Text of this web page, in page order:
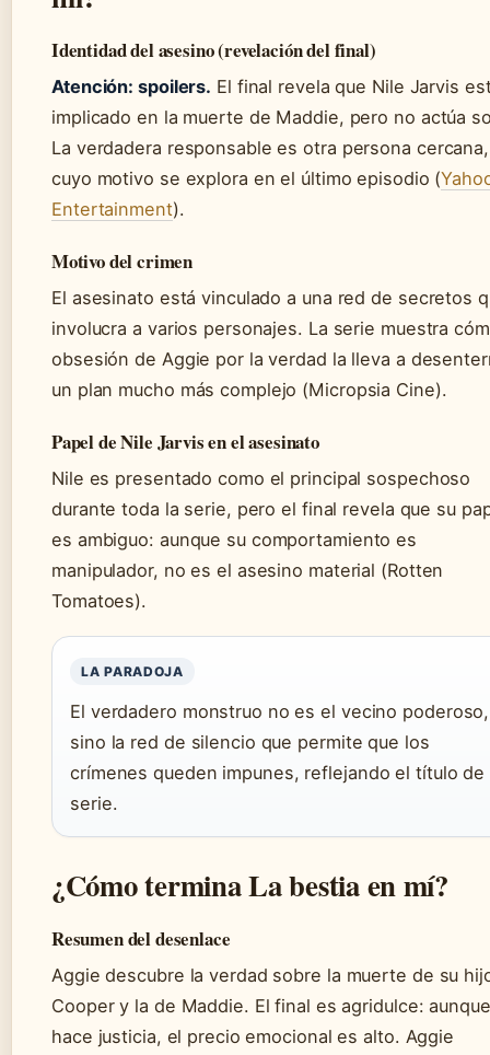
Identidad del asesino (revelación del final)
Atención: spoilers. El final revela que Nile Jarvis
implicado en la muerte de Maddie, pero no actúa
La verdadera responsable es otra persona cercana,
cuyo motivo se explora en el último episodio (
Entertainment).
Motivo del crimen
El asesinato está vinculado a una red de secretos
involucra a varios personajes. La serie muestra
obsesión de Aggie por la verdad la lleva a
un plan mucho más complejo (Micropsia Cine).
Papel de Nile Jarvis en el asesinato
Nile es presentado como el principal sospechoso
durante toda la serie, pero el final revela que su
es ambiguo: aunque su comportamiento es
manipulador, no es el asesino material (Rotten
Tomatoes).
LA PARADOJA
El verdadero monstruo no es el vecino poderoso,
sino la red de silencio que permite que los
crímenes queden impunes, reflejando el título de
serie.
¿Cómo termina La bestia en mí?
Resumen del desenlace
Aggie descubre la verdad sobre la muerte de su
Cooper y la de Maddie. El final es agridulce:
hace justicia, el precio emocional es alto. Aggie